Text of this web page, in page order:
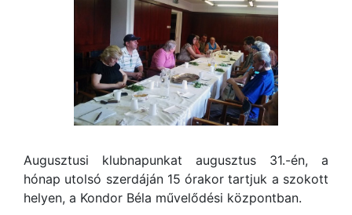
Augusztusi klubnapunkat augusztus 31.-én, a
hónap utolsó szerdáján 15 órakor tartjuk a szokott
helyen, a Kondor Béla művelődési központban.